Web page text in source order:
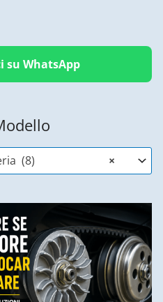
su WhatsApp
×
(8)